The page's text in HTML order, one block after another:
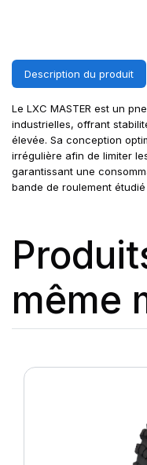
Description du produit
Le LXC MASTER est un
industrielles, offrant
élevée. Sa conception
irrégulière afin de limiter
garantissant une
bande de roulement
même